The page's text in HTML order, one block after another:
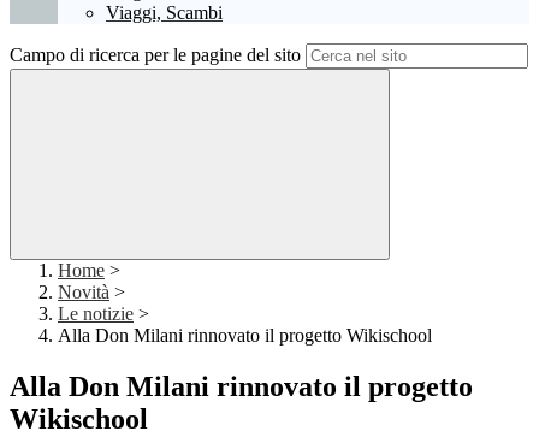
Viaggi, Scambi
Campo di ricerca per le pagine del sito
Home >
Novità >
Le notizie >
Alla Don Milani rinnovato il progetto Wikischool
Alla Don Milani rinnovato il progetto
Wikischool